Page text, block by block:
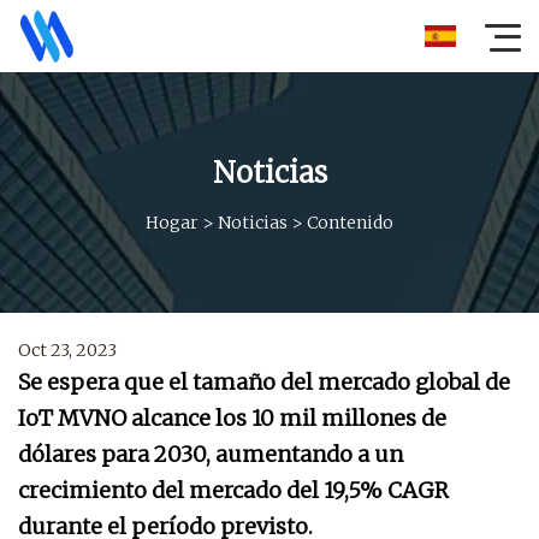
Noticias
Hogar > Noticias > Contenido
Oct 23, 2023
Se espera que el tamaño del mercado global de
IoT MVNO alcance los 10 mil millones de
dólares para 2030, aumentando a un
crecimiento del mercado del 19,5% CAGR
durante el período previsto.